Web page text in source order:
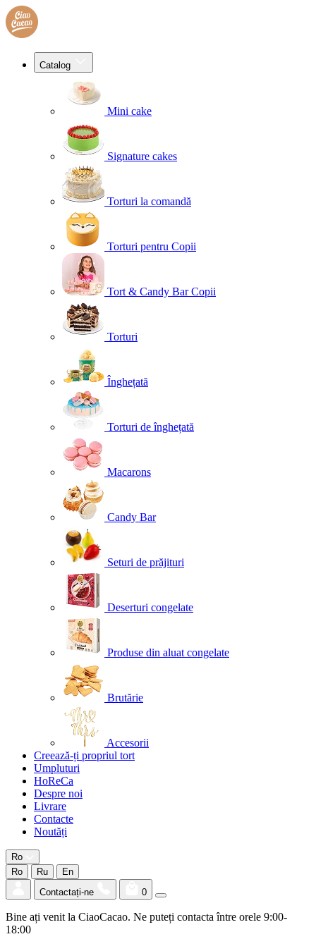
Catalog
Mini cake
Signature cakes
Torturi la comandă
Torturi pentru Copii
Tort & Candy Bar Copii
Torturi
Înghețată
Torturi de înghețată
Macarons
Candy Bar
Seturi de prăjituri
Deserturi congelate
Produse din aluat congelate
Brutărie
Accesorii
Creează-ți propriul tort
Umpluturi
HoReCa
Despre noi
Livrare
Contacte
Noutăți
Ro
Ro
Ru
En
Contactați-ne
0
Bine ați venit la CiaoCacao. Ne puteți contacta între orele 9:00-
18:00